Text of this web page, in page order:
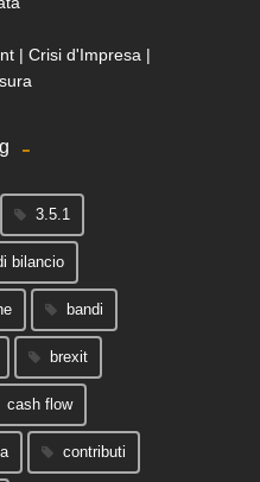
| Crisi d'Impresa |
3.5.1
bilancio
bandi
brexit
cash flow
contributi